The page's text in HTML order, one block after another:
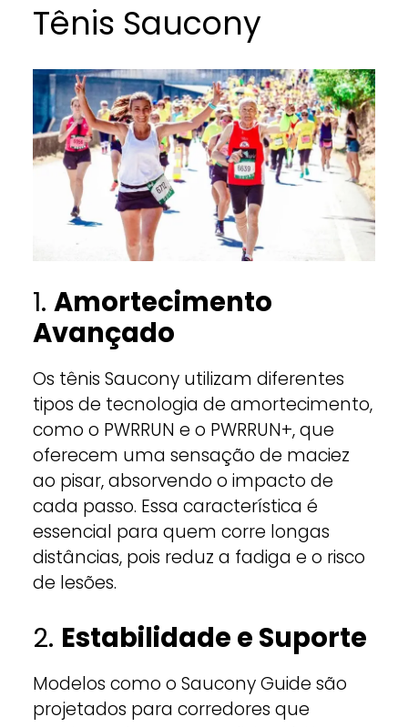
Tênis Saucony
1. Amortecimento
Avançado
Os tênis Saucony utilizam diferentes
tipos de tecnologia de amortecimento,
como o PWRRUN e o PWRRUN+, que
oferecem uma sensação de maciez
ao pisar, absorvendo o impacto de
cada passo. Essa característica é
essencial para quem corre longas
distâncias, pois reduz a fadiga e o risco
de lesões.
2. Estabilidade e Suporte
Modelos como o Saucony Guide são
projetados para corredores que